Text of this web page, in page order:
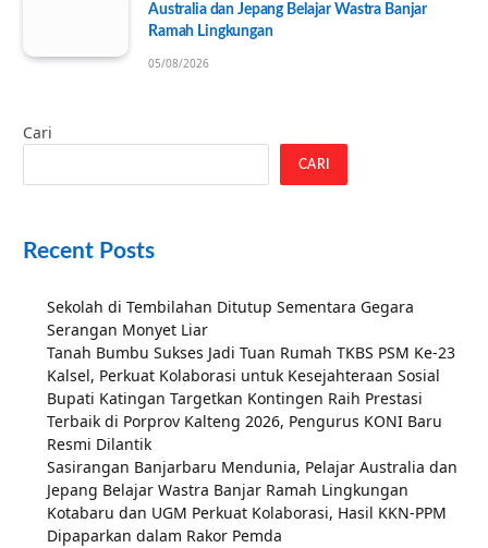
Australia dan Jepang Belajar Wastra Banjar
Ramah Lingkungan
05/08/2026
Cari
CARI
Recent Posts
Sekolah di Tembilahan Ditutup Sementara Gegara
Serangan Monyet Liar
Tanah Bumbu Sukses Jadi Tuan Rumah TKBS PSM Ke-23
Kalsel, Perkuat Kolaborasi untuk Kesejahteraan Sosial
Bupati Katingan Targetkan Kontingen Raih Prestasi
Terbaik di Porprov Kalteng 2026, Pengurus KONI Baru
Resmi Dilantik
Sasirangan Banjarbaru Mendunia, Pelajar Australia dan
Jepang Belajar Wastra Banjar Ramah Lingkungan
Kotabaru dan UGM Perkuat Kolaborasi, Hasil KKN-PPM
Dipaparkan dalam Rakor Pemda